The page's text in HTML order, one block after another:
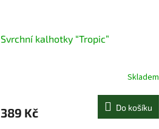
Svrchní kalhotky “Tropic”
Skladem
389 Kč Do košíku